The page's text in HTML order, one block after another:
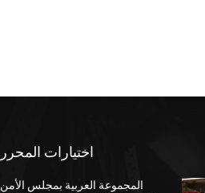
اختيارات المحرر
المجموعة العربية بمجلس الأمن